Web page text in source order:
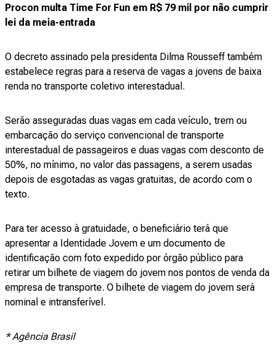
Procon multa Time For Fun em R$ 79 mil por não cumprir
lei da meia-entrada
O decreto assinado pela presidenta Dilma Rousseff também
estabelece regras para a reserva de vagas a jovens de baixa
renda no transporte coletivo interestadual.
Serão asseguradas duas vagas em cada veículo, trem ou
embarcação do serviço convencional de transporte
interestadual de passageiros e duas vagas com desconto de
50%, no mínimo, no valor das passagens, a serem usadas
depois de esgotadas as vagas gratuitas, de acordo com o
texto.
Para ter acesso à gratuidade, o beneficiário terá que
apresentar a Identidade Jovem e um documento de
identificação com foto expedido por órgão público para
retirar um bilhete de viagem do jovem nos pontos de venda da
empresa de transporte. O bilhete de viagem do jovem será
nominal e intransferível.
* Agência Brasil